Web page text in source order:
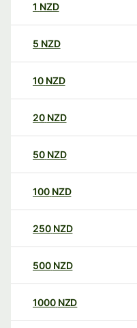
1 NZD
5 NZD
10 NZD
20 NZD
50 NZD
100 NZD
250 NZD
500 NZD
1000 NZD